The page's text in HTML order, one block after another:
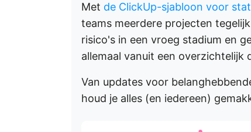
Met de ClickUp-sjabloon voor
teams meerdere projecten
risico's in een vroeg stadium en
allemaal vanuit een overzichtelijk
Van updates voor
houd je alles (en iedereen)